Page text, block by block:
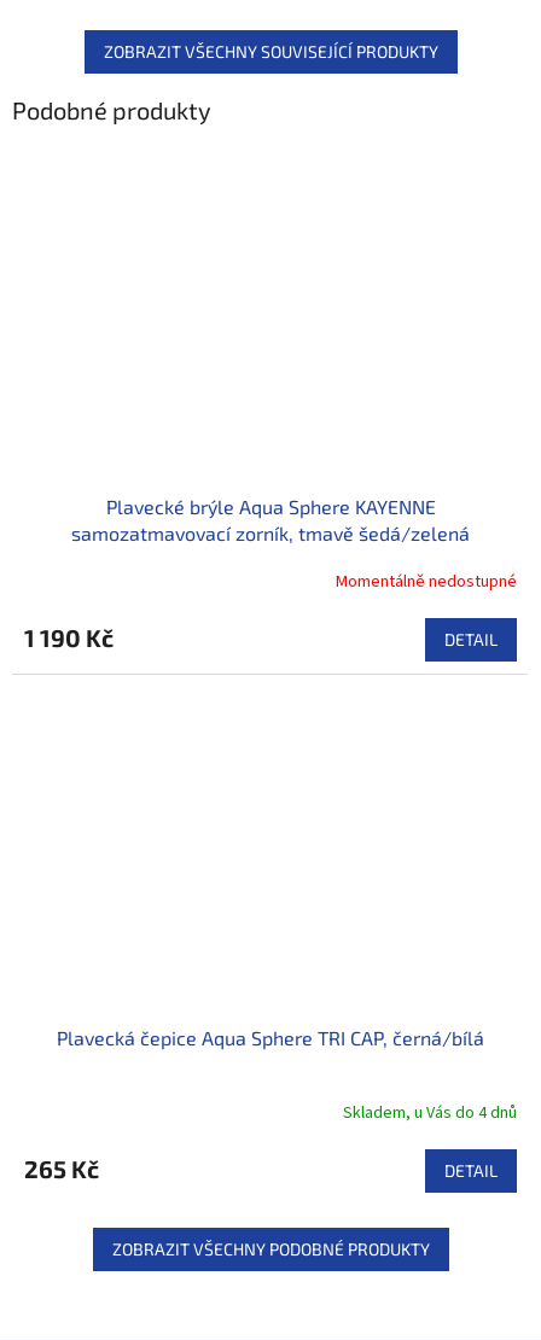
ZOBRAZIT VŠECHNY SOUVISEJÍCÍ PRODUKTY
Podobné produkty
Plavecké brýle Aqua Sphere KAYENNE
samozatmavovací zorník, tmavě šedá/zelená
Momentálně nedostupné
1 190 Kč DETAIL
Plavecká čepice Aqua Sphere TRI CAP, černá/bílá
Skladem, u Vás do 4 dnů
265 Kč DETAIL
ZOBRAZIT VŠECHNY PODOBNÉ PRODUKTY